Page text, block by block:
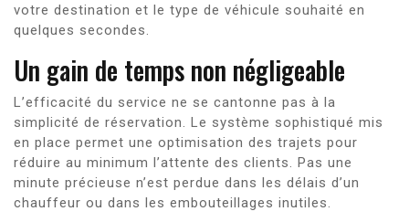
votre destination et le type de véhicule souhaité en
quelques secondes.
Un gain de temps non négligeable
L’efficacité du service ne se cantonne pas à la
simplicité de réservation. Le système sophistiqué mis
en place permet une optimisation des trajets pour
réduire au minimum l’attente des clients. Pas une
minute précieuse n’est perdue dans les délais d’un
chauffeur ou dans les embouteillages inutiles.